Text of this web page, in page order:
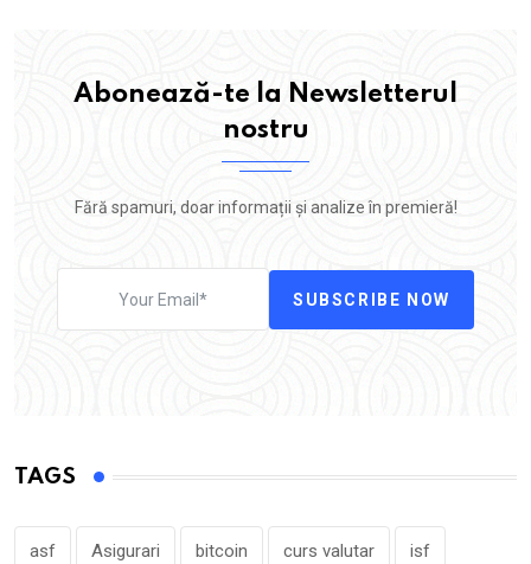
Abonează-te la Newsletterul
nostru
Fără spamuri, doar informații și analize în premieră!
SUBSCRIBE NOW
TAGS
asf Asigurari bitcoin curs valutar isf